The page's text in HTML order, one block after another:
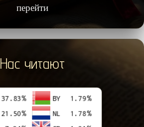
перейти
Нас читают